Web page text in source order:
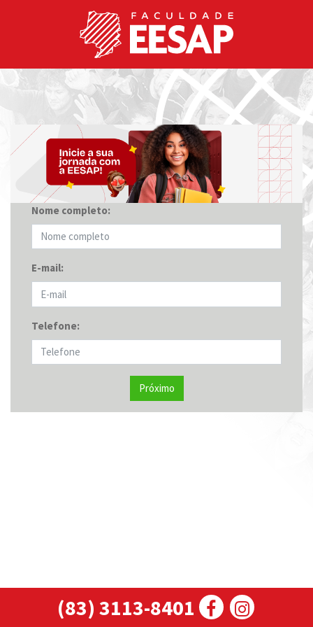
Nome completo:
E-mail:
Telefone:
Próximo
(83) 3113-8401